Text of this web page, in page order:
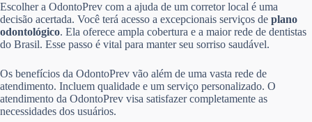
Escolher a OdontoPrev com a ajuda de um corretor local é uma
decisão acertada. Você terá acesso a excepcionais serviços de plano
odontológico. Ela oferece ampla cobertura e a maior rede de dentistas
do Brasil. Esse passo é vital para manter seu sorriso saudável.
Os benefícios da OdontoPrev vão além de uma vasta rede de
atendimento. Incluem qualidade e um serviço personalizado. O
atendimento da OdontoPrev visa satisfazer completamente as
necessidades dos usuários.